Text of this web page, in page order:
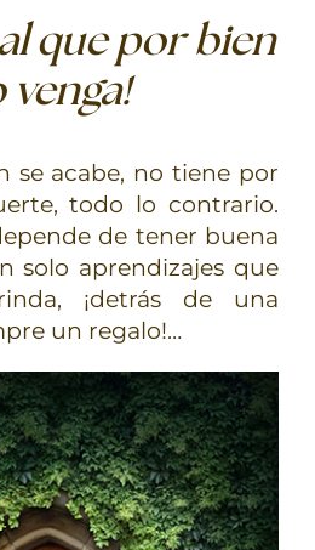
que por bien
venga!
se acabe, no tiene por
todo lo contrario.
de tener buena
solo aprendizajes que
¡detrás de una
un regalo!…